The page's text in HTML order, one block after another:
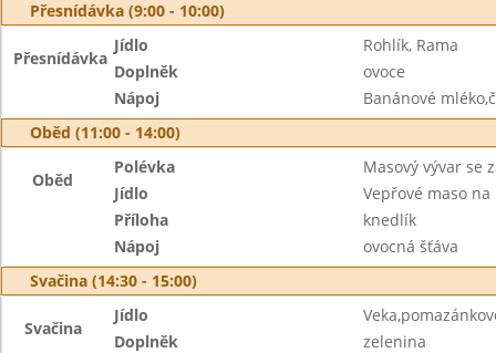
Přesnídávka (9:00 - 10:00)
Přesnídávka
Jídlo
Rohlík, Rama
Doplněk
ovoce
Nápoj
Banánové
Oběd (11:00 - 14:00)
Oběd
Polévka
Masový vývar se
Jídlo
Vepřové maso
Příloha
knedlík
Nápoj
ovocná šťáva
Svačina (14:30 - 15:00)
Svačina
Jídlo
Doplněk
zelenina